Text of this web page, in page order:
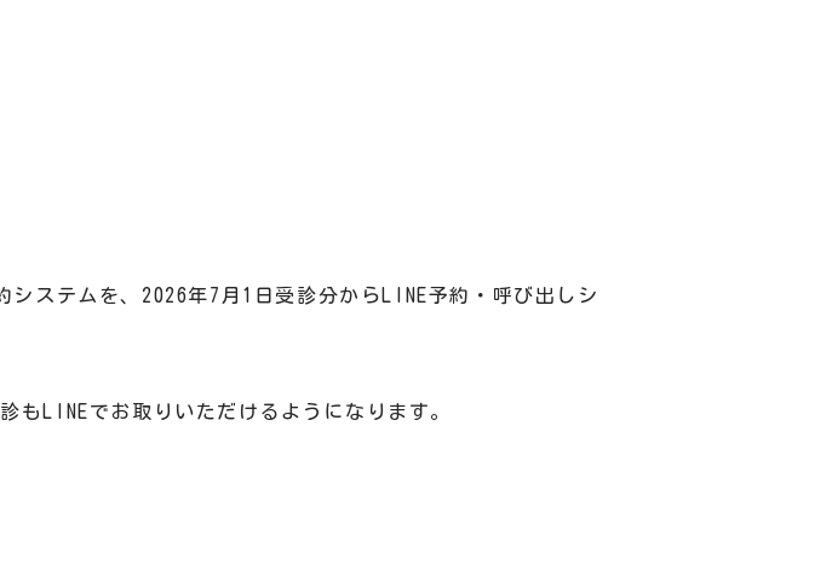
システムを、2026年7月1日受診分からLINE予約・呼び出しシ
もLINEでお取りいただけるようになります。